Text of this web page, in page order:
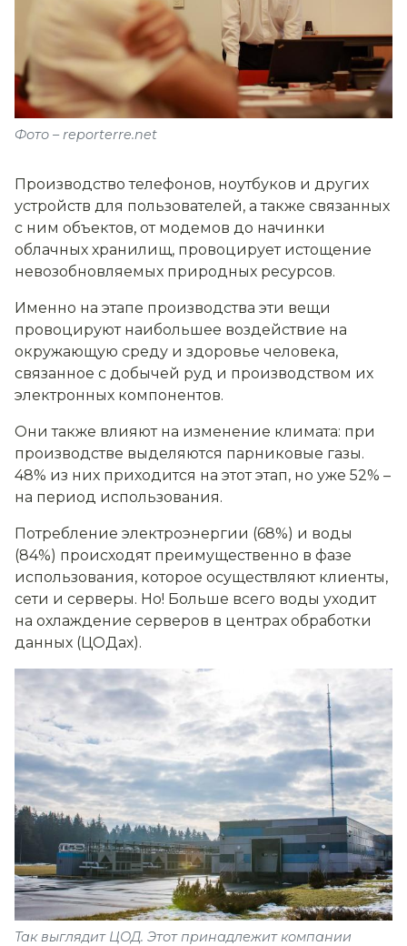
Фото – reporterre.net
Производство телефонов, ноутбуков и других
устройств для пользователей, а также связанных
с ним объектов, от модемов до начинки
облачных хранилищ, провоцирует истощение
невозобновляемых природных ресурсов.
Именно на этапе производства эти вещи
провоцируют наибольшее воздействие на
окружающую среду и здоровье человека,
связанное с добычей руд и производством их
электронных компонентов.
Они также влияют на изменение климата: при
производстве выделяются парниковые газы.
48% из них приходится на этот этап, но уже 52% –
на период использования.
Потребление электроэнергии (68%) и воды
(84%) происходят преимущественно в фазе
использования, которое осуществляют клиенты,
сети и серверы. Но! Больше всего воды уходит
на охлаждение серверов в центрах обработки
данных (ЦОДах).
Так выглядит ЦОД. Этот принадлежит компании